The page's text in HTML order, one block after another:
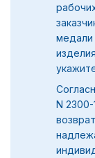
медали
N